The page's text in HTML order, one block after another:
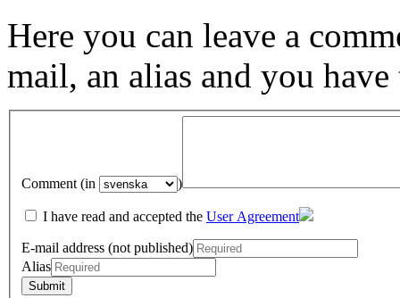
Here you can leave a
mail, an alias and you have
Comment (in )
I have read and accepted the User Agreement
E-mail address (not published)
Alias